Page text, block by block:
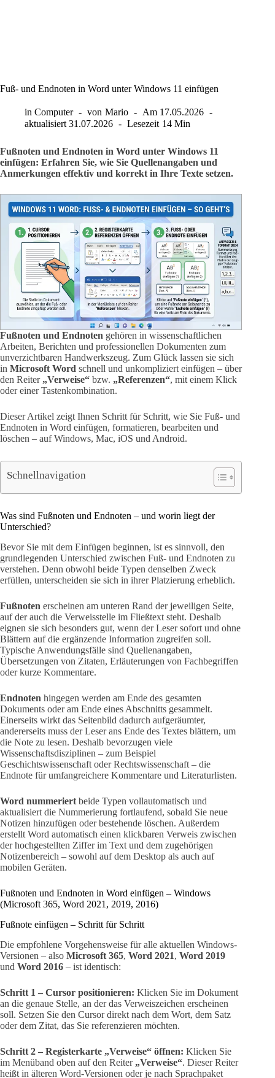
Fuß- und Endnoten in Word unter Windows 11 einfügen
in Computer von Mario Am 17.05.2026
aktualisiert 31.07.2026 Lesezeit 14 Min
Fußnoten und Endnoten in Word unter Windows 11
einfügen: Erfahren Sie, wie Sie Quellenangaben und
Anmerkungen effektiv und korrekt in Ihre Texte setzen.
Fußnoten und Endnoten gehören in wissenschaftlichen
Arbeiten, Berichten und professionellen Dokumenten zum
unverzichtbaren Handwerkszeug. Zum Glück lassen sie sich
in Microsoft Word schnell und unkompliziert einfügen – über
den Reiter „Verweise“ bzw. „Referenzen“, mit einem Klick
oder einer Tastenkombination.
Dieser Artikel zeigt Ihnen Schritt für Schritt, wie Sie Fuß- und
Endnoten in Word einfügen, formatieren, bearbeiten und
löschen – auf Windows, Mac, iOS und Android.
Schnellnavigation
Was sind Fußnoten und Endnoten – und worin liegt der
Unterschied?
Bevor Sie mit dem Einfügen beginnen, ist es sinnvoll, den
grundlegenden Unterschied zwischen Fuß- und Endnoten zu
verstehen. Denn obwohl beide Typen denselben Zweck
erfüllen, unterscheiden sie sich in ihrer Platzierung erheblich.
Fußnoten erscheinen am unteren Rand der jeweiligen Seite,
auf der auch die Verweisstelle im Fließtext steht. Deshalb
eignen sie sich besonders gut, wenn der Leser sofort und ohne
Blättern auf die ergänzende Information zugreifen soll.
Typische Anwendungsfälle sind Quellenangaben,
Übersetzungen von Zitaten, Erläuterungen von Fachbegriffen
oder kurze Kommentare.
Endnoten hingegen werden am Ende des gesamten
Dokuments oder am Ende eines Abschnitts gesammelt.
Einerseits wirkt das Seitenbild dadurch aufgeräumter,
andererseits muss der Leser ans Ende des Textes blättern, um
die Note zu lesen. Deshalb bevorzugen viele
Wissenschaftsdisziplinen – zum Beispiel
Geschichtswissenschaft oder Rechtswissenschaft – die
Endnote für umfangreichere Kommentare und Literaturlisten.
Word nummeriert beide Typen vollautomatisch und
aktualisiert die Nummerierung fortlaufend, sobald Sie neue
Notizen hinzufügen oder bestehende löschen. Außerdem
erstellt Word automatisch einen klickbaren Verweis zwischen
der hochgestellten Ziffer im Text und dem zugehörigen
Notizenbereich – sowohl auf dem Desktop als auch auf
mobilen Geräten.
Fußnoten und Endnoten in Word einfügen – Windows
(Microsoft 365, Word 2021, 2019, 2016)
Fußnote einfügen – Schritt für Schritt
Die empfohlene Vorgehensweise für alle aktuellen Windows-
Versionen – also Microsoft 365, Word 2021, Word 2019
und Word 2016 – ist identisch:
Schritt 1 – Cursor positionieren: Klicken Sie im Dokument
an die genaue Stelle, an der das Verweiszeichen erscheinen
soll. Setzen Sie den Cursor direkt nach dem Wort, dem Satz
oder dem Zitat, das Sie referenzieren möchten.
Schritt 2 – Registerkarte „Verweise“ öffnen: Klicken Sie
im Menüband oben auf den Reiter „Verweise“. Dieser Reiter
heißt in älteren Word-Versionen oder je nach Sprachpaket